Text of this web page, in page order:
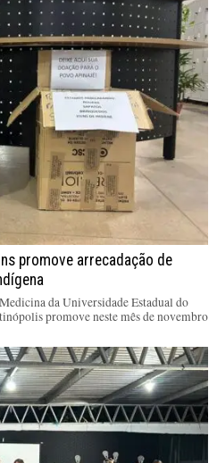
promove arrecadação de
da Universidade Estadual do
promove neste mês de novembro